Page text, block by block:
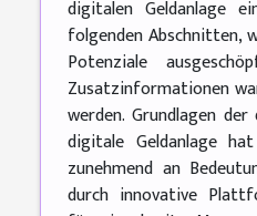
digitalen Geldanlage
folgenden Abschnitten,
Potenziale
Zusatzinformationen
werden. Grundlagen
digitale Geldanlage
zunehmend an
durch innovative